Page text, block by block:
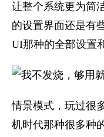
让整个系统更为简
的设置界面还是有
UI那种的全部设置
情景模式，玩过很
机时代那种很多种